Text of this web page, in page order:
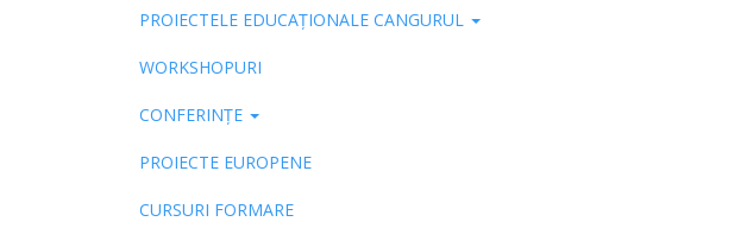
PROIECTELE EDUCAȚIONALE CANGURUL
WORKSHOPURI
CONFERINȚE
PROIECTE EUROPENE
CURSURI FORMARE